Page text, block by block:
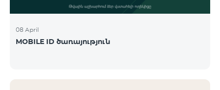
08 April
MOBILE ID ծառայություն